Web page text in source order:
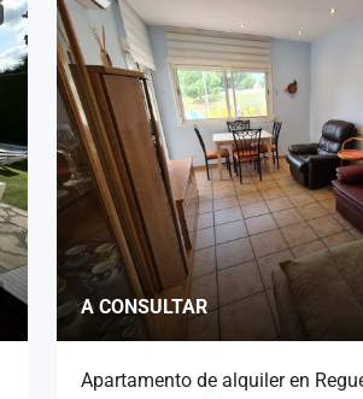
A CONSULTAR
Apartamento de alquiler en